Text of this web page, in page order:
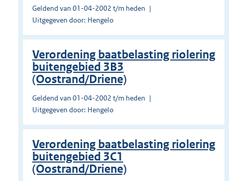
Geldend van 01-04-2002 t/m heden
Uitgegeven door: Hengelo
Verordening baatbelasting riolering
buitengebied 3B3
(Oostrand/Driene)
Geldend van 01-04-2002 t/m heden
Uitgegeven door: Hengelo
Verordening baatbelasting riolering
buitengebied 3C1
(Oostrand/Driene)